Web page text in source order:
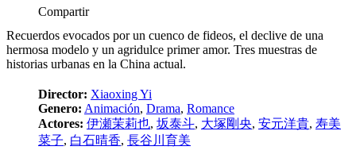
Compartir
Recuerdos evocados por un cuenco de fideos, el declive de una
hermosa modelo y un agridulce primer amor. Tres muestras de
historias urbanas en la China actual.
Director: Xiaoxing Yi
Genero: Animación, Drama, Romance
Actores: 伊瀬茉莉也, 坂泰斗, 大塚剛央, 安元洋貴, 寿美
菜子, 白石晴香, 長谷川育美